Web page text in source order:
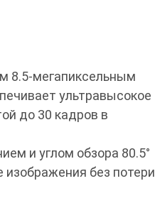
8.5-мегапиксельным
ультравысокое
до 30 кадров в
и углом обзора 80.5°
изображения без потери